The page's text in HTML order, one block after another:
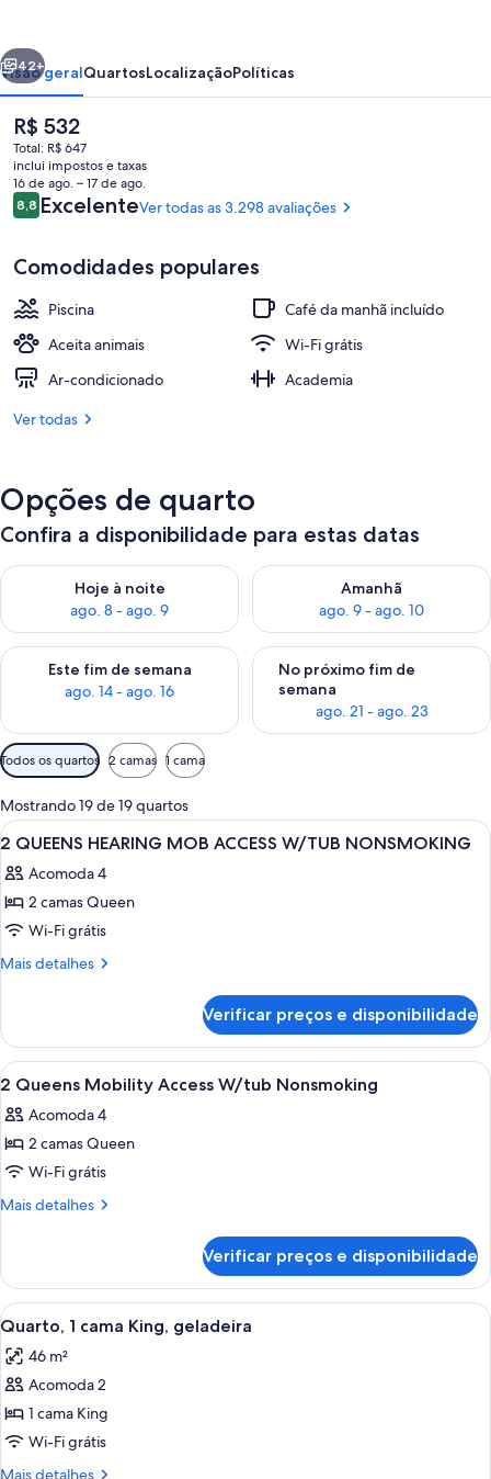
Atlanta
Buckhead
Place
Saguão
Próximo
42+
Visão geralQuartosLocalizaçãoPolíticas
O
preço
atual
é
R$ 532
R$ 532
Total: R$ 647
inclui impostos e taxas
16 de ago. – 17 de ago.
Avaliações
8,88,8 de 10
ExcelenteVer todas as 3.298 avaliações
Comodidades populares
Piscina
Café da manhã incluído
Aceita animais
Wi-Fi grátis
Ar-condicionado
Academia
Ver todas
Opções de quarto
Confira a disponibilidade para estas datas
Hoje à noite
ago. 8 - ago. 9
Verifica a disponibilidade para esta noite, ago. 8 - ago. 9
Amanhã
ago. 9 - ago. 10
Verifica a disponibilidade
Este fim de semana
ago. 14 - ago. 16
Verifica a disponibilidade para este fim de semana, ago. 14 -
No próximo fim de
semana
ago. 21 - ago. 23
Verifica a disponibilidade
Filtros
disponíveis
para
os
quartos
Todos os quartos 2 camas 1 cama
Mostrando 19 de 19 quartos
Carrega
todas
as
fotos
de
2
MOB
ACCESS
W/TUB
NONSMOKING
Um banheiro com um espelho
4
2 QUEENS HEARING MOB ACCESS W/TUB NONSMOKING
Acomoda 4
2 camas Queen
Wi-Fi grátis
Mais detalhes
Mais
QUEENS
HEARING
MOB
W/TUB
NONSMOKING
Verificar preços e disponibilidade
Carrega
todas
as
fotos
de
2
Access
W/tub
Nonsmoking
Quarto de hotel com duas camas,
13
2 Queens Mobility Access W/tub Nonsmoking
Acomoda 4
2 camas Queen
Wi-Fi grátis
Mais detalhes
Mais
Queens
Mobility
Access
Nonsmoking
Verificar preços e disponibilidade
Carrega
todas
as
fotos
de
Quarto,
1
Quarto de hotel com uma cama
6
Quarto, 1 cama King, geladeira
46 m²
Acomoda 2
1 cama King
Wi-Fi grátis
Mais detalhes
Mais